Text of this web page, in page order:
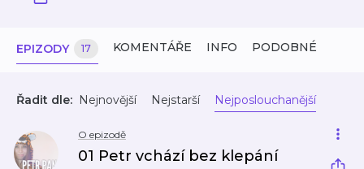
EPIZODY 17 KOMENTÁŘE INFO PODOBNÉ
Řadit dle: Nejnovější Nejstarší Nejposlouchanější
O epizodě
01 Petr vchází bez klepání